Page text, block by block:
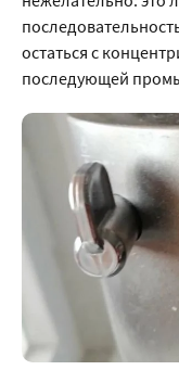
остаться с
последующей